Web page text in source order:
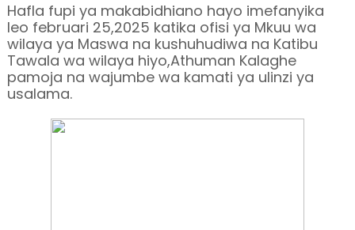
Hafla fupi ya makabidhiano hayo imefanyika
leo februari 25,2025 katika ofisi ya Mkuu wa
wilaya ya Maswa na kushuhudiwa na Katibu
Tawala wa wilaya hiyo,Athuman Kalaghe
pamoja na wajumbe wa kamati ya ulinzi ya
usalama.